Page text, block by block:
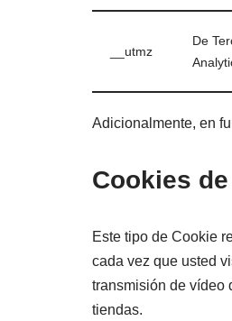
__utmz
De
Adicionalmente, en
Cookies
Este tipo de Cookie
cada vez que usted
transmisión de vídeo
tiendas.